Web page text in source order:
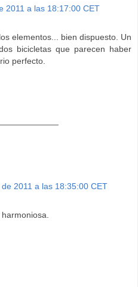
2011 a las 18:17:00 CET
elementos... bien dispuesto. Un
bicicletas que parecen haber
perfecto.
2011 a las 18:35:00 CET